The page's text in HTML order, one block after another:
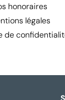
honoraires
légales
de